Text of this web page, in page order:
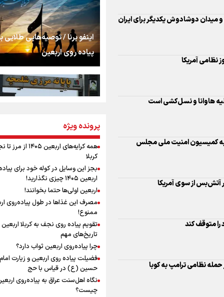
اشک
جمله‌ای که بغض
را شکست؛ «آهای مردم،
تهران رفتند»
سه حسرتی که به
نگاه تمدنی رهبر
فضای مجازی
رابطه کارگر و کارفرما
به زوجیت
اینفو برنا / توصیه‌هایی طلایی
پیاده روی اربعین
اینفو برنا / جدول کامل فاصله
شلمچه تا شهرهای زیارتی عراق
اینفو برنا/ میزان مالیات بر ارزش
افزوده چقدر است؟
اینفوبرنا/ سقف معافیت مالیاتی
پرونده ویژه
همه کرایه‌های اربعین ۱۴۰۵
کربلا
بجز این وسایل در کوله خود برای
اربعین ۱۴۰۵ چیزی نگذارید!
اربعین اولی‌ها حتما بخوانند!
مصرف این غذاها در طول پیاده‌روی
ممنوع!
تاریخ‌های مهم
چرا پیاده‌روی اربعین ثواب دارد؟
فضیلت پیاده روی اربعین و زیارت امام
حسین (ع) در قیاس با حج
نگاه اهل‌سنت عراق به پیاده‌روی
چیست؟